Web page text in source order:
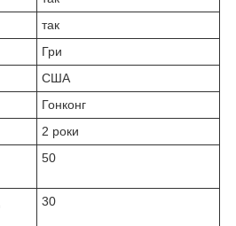
так
Гри
США
Гонконг
2 роки
50
30